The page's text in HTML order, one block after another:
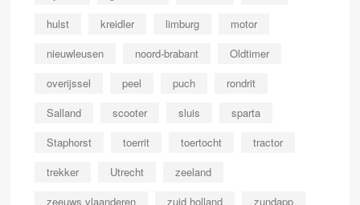
hulst
kreidler limburg
motor
nieuwleusen
noord-brabant
Oldtimer
overijssel
peel puch
rondrit
Salland
scooter sluis
sparta
Staphorst
toerrit toertocht
tractor
trekker
Utrecht
zeeland
zeeuws vlaanderen
zuid holland zundapp